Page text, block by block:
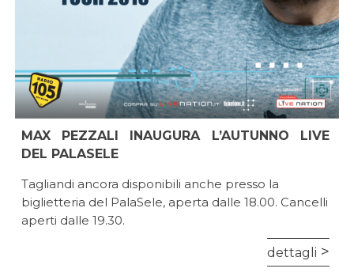
MAX PEZZALI INAUGURA L’AUTUNNO LIVE
DEL PALASELE
Tagliandi ancora disponibili anche presso la
biglietteria del PalaSele, aperta dalle 18.00. Cancelli
aperti dalle 19.30.
dettagli